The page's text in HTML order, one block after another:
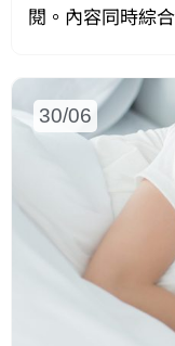
閱。內容同時綜
30/06